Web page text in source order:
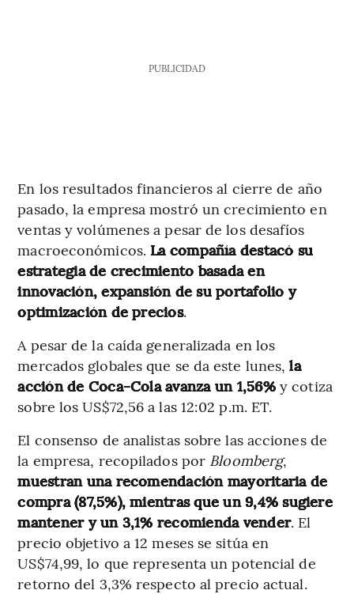
PUBLICIDAD
En los resultados financieros al cierre de año
pasado, la empresa mostró un crecimiento en
ventas y volúmenes a pesar de los desafíos
macroeconómicos. La compañía destacó su
estrategia de crecimiento basada en
innovación, expansión de su portafolio y
optimización de precios.
A pesar de la caída generalizada en los
mercados globales que se da este lunes,la
acción de Coca-Cola avanza un 1,56%y cotiza
sobre los US$72,56 a las 12:02 p.m. ET.
El consenso de analistas sobre las acciones de
la empresa, recopilados por Bloomberg,
muestran una recomendación mayoritaria de
compra (87,5%), mientras que un 9,4% sugiere
mantener y un 3,1% recomienda vender. El
precio objetivo a 12 meses se sitúa en
US$74,99, lo que representa un potencial de
retorno del 3,3% respecto al precio actual.